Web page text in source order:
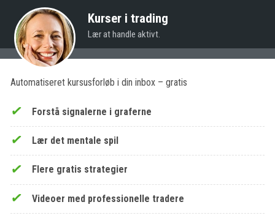
Kurser i trading
Lær at handle aktivt.
Automatiseret kursusforløb i din inbox – gratis
Forstå signalerne i graferne
Lær det mentale spil
Flere gratis strategier
Videoer med professionelle tradere